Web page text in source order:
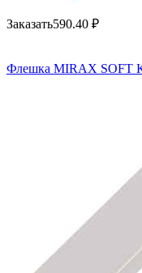
Заказать590.40 ₽
Флешка MIRAX SOFT